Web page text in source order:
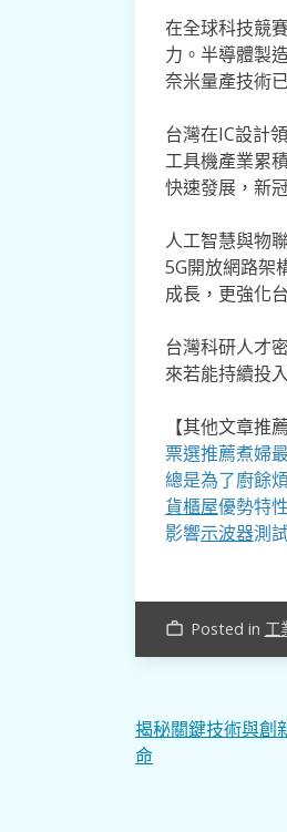
在全球科技競
力。半導體製
奈米量產技術
台灣在IC設計
工具機產業累
快速發展，新
人工智慧與物
5G開放網路架
成長，更強化
台灣科研人才
來若能持續投
【其他文章推薦
票選推薦煮婦
總是為了廚餘
貨櫃屋優勢特
影響示波器測
work_outline Posted in 工
文
章
揭秘關鍵技術與創
命